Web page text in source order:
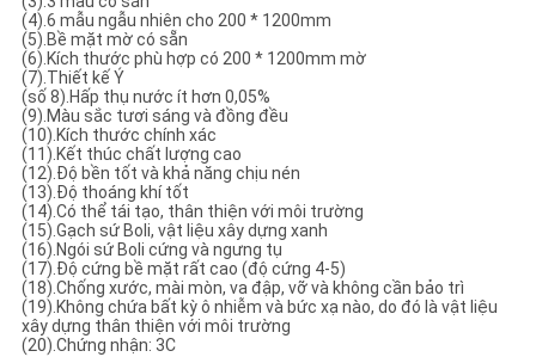
(4).6 mẫu ngẫu nhiên cho 200 * 1200mm
(5).Bề mặt mờ có sẵn
(6).Kích thước phù hợp có 200 * 1200mm mờ
(7).Thiết kế Ý
(số 8).Hấp thụ nước ít hơn 0,05%
(9).Màu sắc tươi sáng và đồng đều
(10).Kích thước chính xác
(11).Kết thúc chất lượng cao
(12).Độ bền tốt và khả năng chịu nén
(13).Độ thoáng khí tốt
(14).Có thể tái tạo, thân thiện với môi trường
(15).Gạch sứ Boli, vật liệu xây dựng xanh
(16).Ngói sứ Boli cứng và ngưng tụ
(17).Độ cứng bề mặt rất cao (độ cứng 4-5)
(18).Chống xước, mài mòn, va đập, vỡ và không cần bảo trì
(19).Không chứa bất kỳ ô nhiễm và bức xạ nào, do đó là vật liệu
xây dựng thân thiện với môi trường
(20).Chứng nhận: 3C